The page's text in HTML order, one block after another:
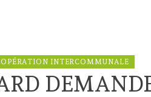
INTERCOMMUNALE